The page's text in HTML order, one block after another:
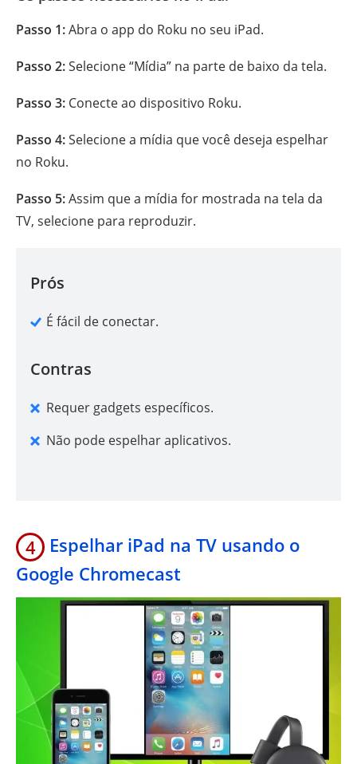
Passo 1:Abra o app do Roku no seu iPad.
Passo 2:Selecione “Mídia” na parte de baixo da tela.
Passo 3: Conecte ao dispositivo Roku.
Passo 4:Selecione a mídia que você deseja espelhar
no Roku.
Passo 5:Assim que a mídia for mostrada na tela da
TV, selecione para reproduzir.
Prós
É fácil de conectar.
Contras
Requer gadgets específicos.
Não pode espelhar aplicativos.
4
Espelhar iPad na TV usando o
Google Chromecast